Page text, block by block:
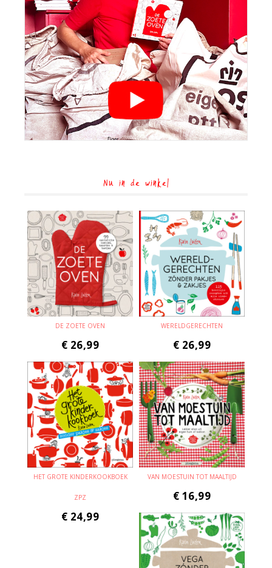
Nu in de winkel
DE ZOETE OVEN
€ 26,99
WERELDGERECHTEN
€ 26,99
HET GROTE KINDERKOOKBOEK
ZPZ
€ 24,99
VAN MOESTUIN TOT MAALTIJD
€ 16,99